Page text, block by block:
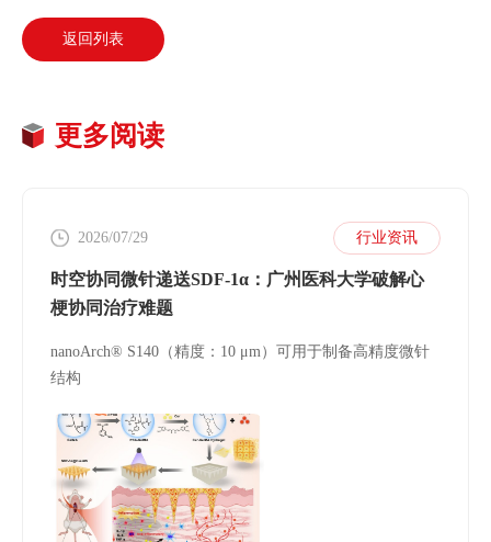
返回列表
更多阅读
2026/07/29 行业资讯
时空协同微针递送SDF-1α：广州医科大学破解心
梗协同治疗难题
nanoArch® S140（精度：10 μm）可用于制备高精度微针
结构